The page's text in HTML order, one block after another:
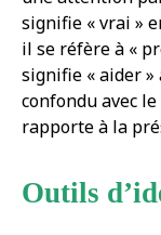
signifie « vrai »
il se réfère à «
signifie « aider
confondu avec
rapporte à la
Outils